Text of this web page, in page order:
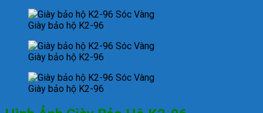
Giày bảo hộ K2-96
Giày bảo hộ K2-96
Giày bảo hộ K2-96